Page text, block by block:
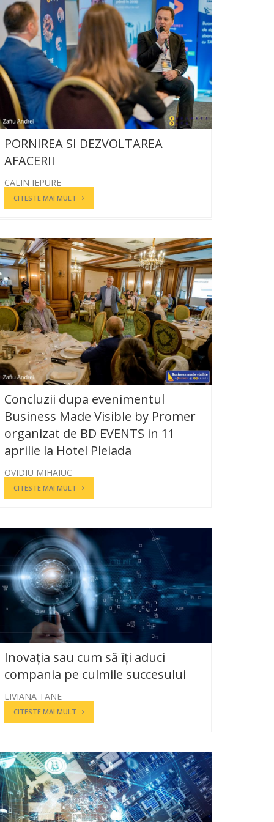
PORNIREA SI DEZVOLTAREA
AFACERII
CALIN IEPURE
CITESTE MAI MULT
Concluzii dupa evenimentul
Business Made Visible by Promer
organizat de BD EVENTS in 11
aprilie la Hotel Pleiada
OVIDIU MIHAIUC
CITESTE MAI MULT
Inovația sau cum să îți aduci
compania pe culmile succesului
LIVIANA TANE
CITESTE MAI MULT